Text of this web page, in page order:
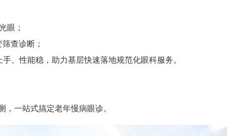
眼；
查诊断；
、性能稳，助力基层快速落地规范化眼科服务。
一站式搞定老年慢病眼诊。